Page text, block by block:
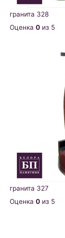
гранита 328
Оценка 0 из 5
гранита 327
Оценка 0 из 5